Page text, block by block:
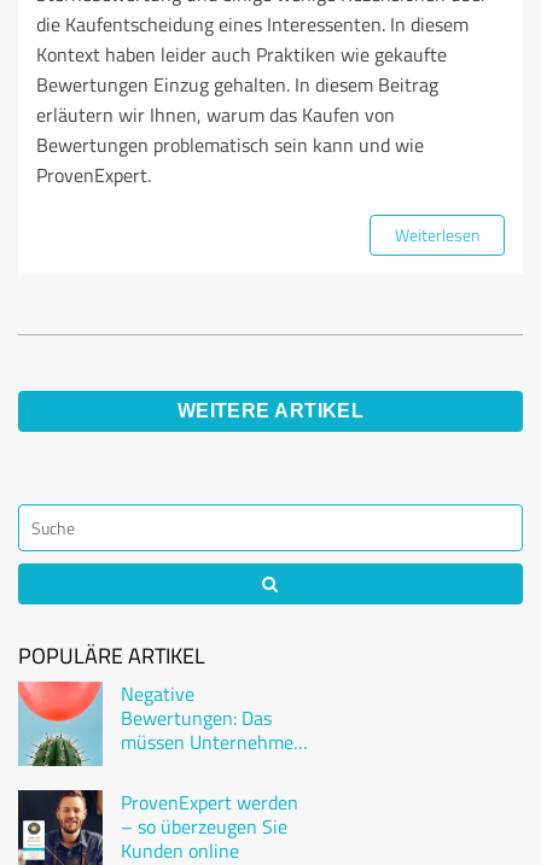
die Kaufentscheidung eines Interessenten. In diesem
Kontext haben leider auch Praktiken wie gekaufte
Bewertungen Einzug gehalten. In diesem Beitrag
erläutern wir Ihnen, warum das Kaufen von
Bewertungen problematisch sein kann und wie
ProvenExpert.
Weiterlesen
WEITERE ARTIKEL
POPULÄRE ARTIKEL
Negative
Bewertungen: Das
müssen Unternehmen
ProvenExpert werden
– so überzeugen Sie
Kunden online